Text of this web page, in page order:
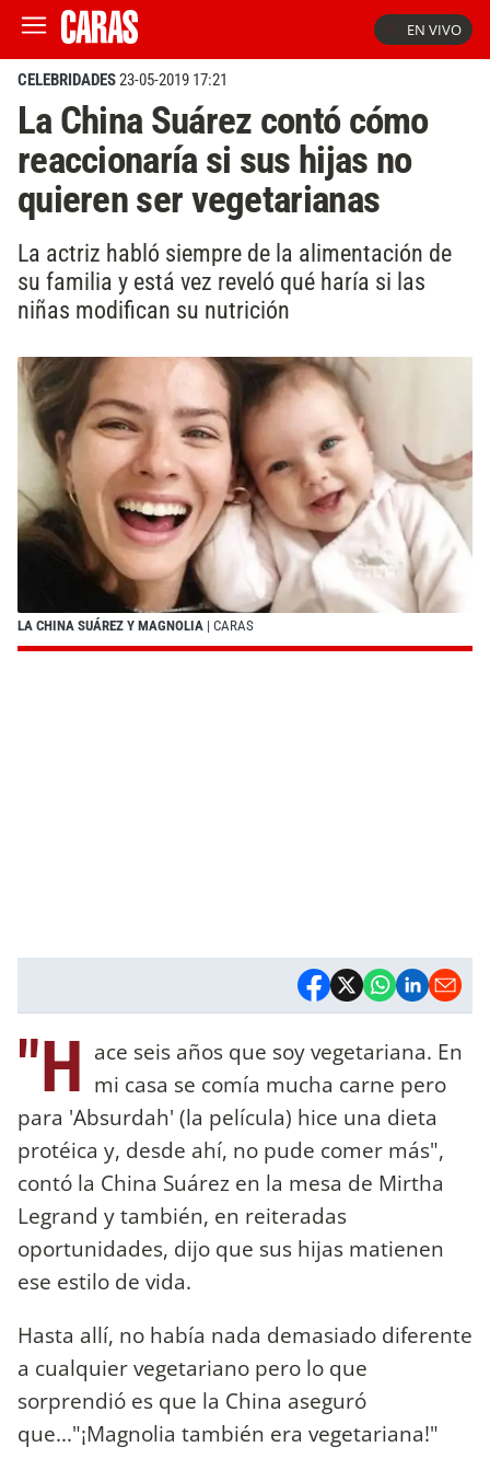
EN VIVO
CELEBRIDADES23-05-2019 17:21
La China Suárez contó cómo
reaccionaría si sus hijas no
quieren ser vegetarianas
La actriz habló siempre de la alimentación de
su familia y está vez reveló qué haría si las
niñas modifican su nutrición
LA CHINA SUÁREZ Y MAGNOLIA | CARAS
"H ace seis años que soy vegetariana. En
mi casa se comía mucha carne pero
para 'Absurdah' (la película) hice una dieta
protéica y, desde ahí, no pude comer más",
contó la China Suárez en la mesa de Mirtha
Legrand y también, en reiteradas
oportunidades, dijo que sus hijas matienen
ese estilo de vida.
Hasta allí, no había nada demasiado diferente
a cualquier vegetariano pero lo que
sorprendió es que la China aseguró
que..."¡Magnolia también era vegetariana!"